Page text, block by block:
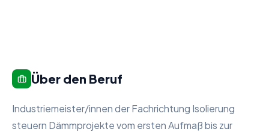
Über den Beruf
Industriemeister/innen der Fachrichtung Isolierung
steuern Dämmprojekte vom ersten Aufmaß bis zur